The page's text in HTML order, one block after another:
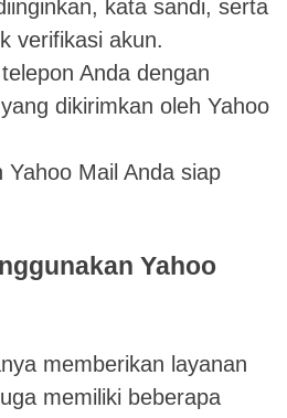
kata sandi, serta
verifikasi akun.
Anda dengan
dikirimkan oleh Yahoo
Yahoo Mail Anda siap
Yahoo
memberikan layanan
memiliki beberapa